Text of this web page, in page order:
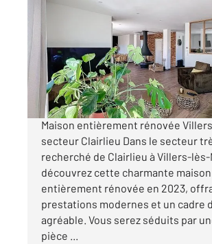
, 5 pièces
Maison à vendre
349 000 €
Visiter le site dédié
Maison entièrement rénovée
secteur Clairlieu Dans le secteur
recherché de Clairlieu à Villers-lès-
découvrez cette charmante maison
entièrement rénovée en 2023,
prestations modernes et un cadre
agréable. Vous serez séduits par
pièce ...